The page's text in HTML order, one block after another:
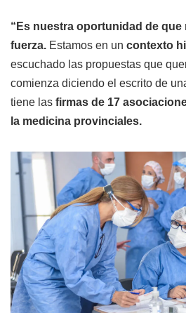
“Es nuestra oportunidad de que
fuerza. Estamos en un contexto
escuchado las propuestas que
comienza diciendo el escrito de
tiene las firmas de 17
la medicina provinciales.